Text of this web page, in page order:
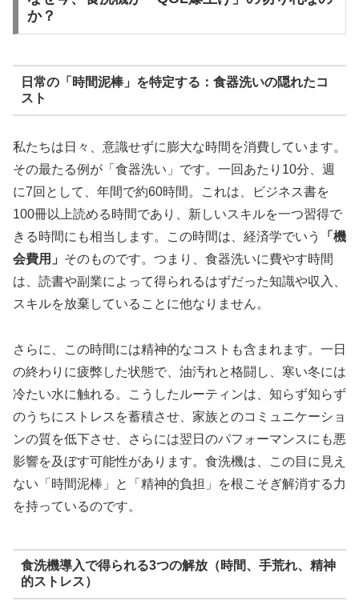
か？
日常の「時間泥棒」を特定する：食器洗いの隠れたコ
スト
私たちは日々、意識せずに膨大な時間を消費しています。
その最たる例が「食器洗い」です。一回あたり10分、週
に7回として、年間で約60時間。これは、ビジネス書を
100冊以上読める時間であり、新しいスキルを一つ習得で
きる時間にも相当します。この時間は、経済学でいう
「機
会費用」 そのものです。つまり、食器洗いに費やす時間
は、読書や副業によって得られるはずだった知識や収入、
スキルを放棄していることに他なりません。
さらに、この時間には精神的なコストも含まれます。一日
の終わりに疲弊した状態で、油汚れと格闘し、寒い冬には
冷たい水に触れる。こうしたルーティンは、知らず知らず
のうちにストレスを蓄積させ、家族とのコミュニケーショ
ンの質を低下させ、さらには翌日のパフォーマンスにも悪
影響を及ぼす可能性があります。食洗機は、この目に見え
ない「時間泥棒」と「精神的負担」を根こそぎ解消する力
を持っているのです。
食洗機導入で得られる3つの解放（時間、手荒れ、精神
的ストレス）